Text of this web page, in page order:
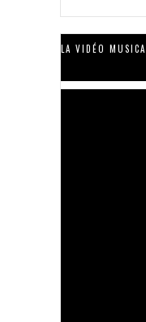
LA VIDÉO